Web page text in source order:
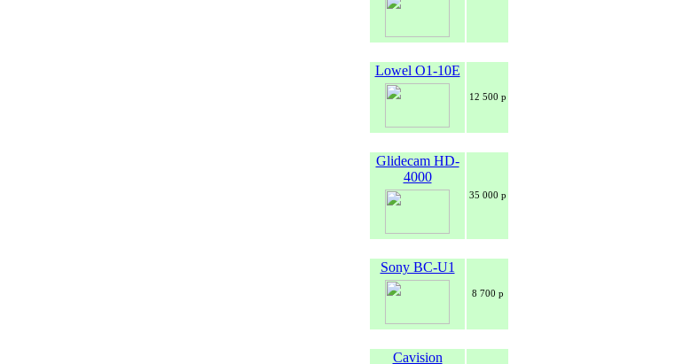
Lowel O1-10E
12 500 р
Glidecam HD-
4000
35 000 р
Sony BC-U1
8 700 р
Cavision